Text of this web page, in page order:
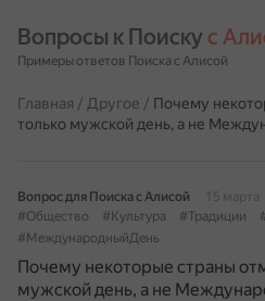
Вопросы к Поиску с
Примеры ответов Поиска с Алисой
Главная / Другое / Почему
только мужской день, а не
Вопрос для Поиска с Алисой
15 марта
#Общество
#Культура #Традиции
#МеждународныйДень
Почему некоторые страны
мужской день, а не